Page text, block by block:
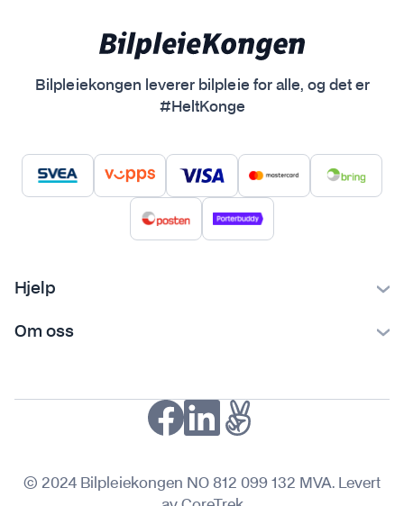
Bilpleiekongen leverer bilpleie for alle, og det er
#HeltKonge
Hjelp
Ofte stilte spørsmål
Om oss
Personvern
© 2024 Bilpleiekongen NO 812 099 132 MVA. Levert